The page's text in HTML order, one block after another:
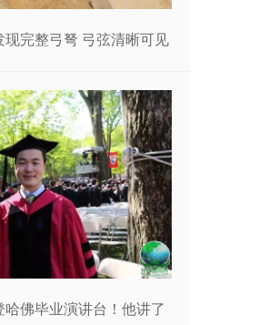
现完整弓弩 弓弦清晰可见
哈佛毕业演讲台！他讲了